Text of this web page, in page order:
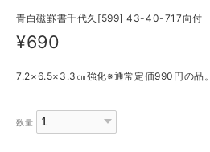
青白磁罫書千代久[599] 43-40-717向付
¥690
7.2×6.5×3.3㎝強化※通常定価990円の品。
数量